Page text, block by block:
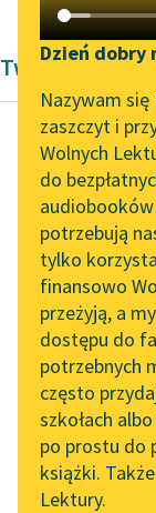
Katalog DAISY
Podkasty o
Aktualności
„Prokurator
do słuchania
Byliśmy częścią
Lab
Zapraszamy na
online z
literatury
Spotkanie z
Tunkiel w Oslo
102. lata temu
Joseph Conrad
Dzień dobry
Nazywam
zaszczyt i
Wolnych
do
audiobooków
potrzebują
tylko
finansowo
przeżyją, a
dostępu do
potrzebnych
często
szkołach
po prostu do
książki.
Lektury.
Twórczość